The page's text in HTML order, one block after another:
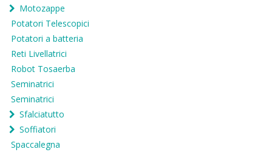
Motozappe
Potatori Telescopici
Potatori a batteria
Reti Livellatrici
Robot Tosaerba
Seminatrici
Seminatrici
Sfalciatutto
Soffiatori
Spaccalegna